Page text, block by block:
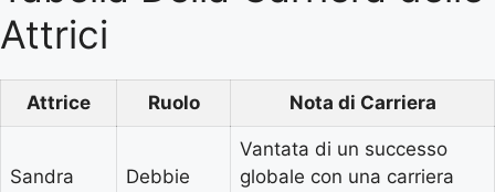
Attrici
Attrice Ruolo Nota di Carriera
Sandra
Debbie
Vantata di un successo
globale con una carriera